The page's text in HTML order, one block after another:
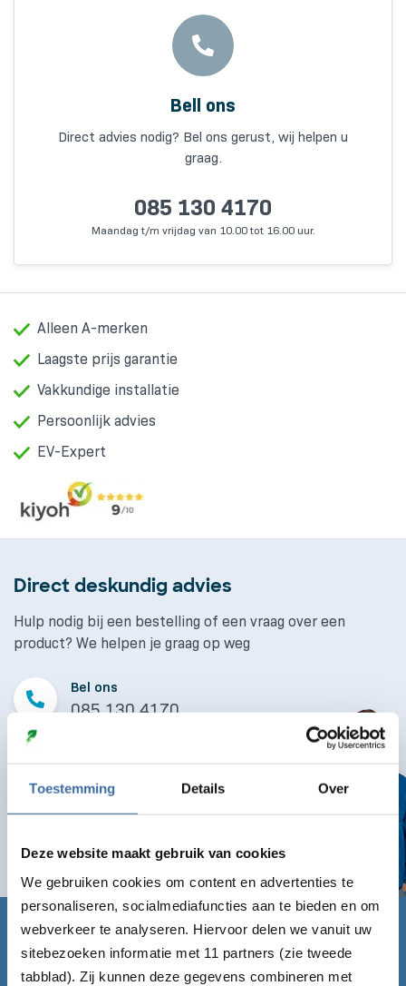
Toestemming Details Over
Deze website maakt gebruik van cookies
We gebruiken cookies om content en advertenties te
personaliseren, socialmediafuncties aan te bieden en om
webverkeer te analyseren. Hiervoor delen we vanuit uw
sitebezoeken informatie met 11 partners (zie tweede
tabblad). Zij kunnen deze gegevens combineren met
Bell ons
Direct advies nodig? Bel ons gerust, wij helpen u
graag.
085 130 4170
Maandag t/m vrijdag van 10.00 tot 16.00 uur.
Alleen A-merken
Laagste prijs garantie
Vakkundige installatie
Persoonlijk advies
EV-Expert
Direct deskundig advies
Hulp nodig bij een bestelling of een vraag over een
product? We helpen je graag op weg
Bel ons
085 130 4170
Claim nu gratis de Laadgids!
Vul onderstaand formulier in en ontvang de Laadgids